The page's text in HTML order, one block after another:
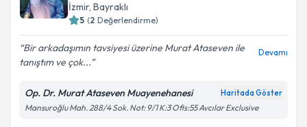
İzmir, Bayraklı
5 (2 Değerlendirme)
Bir arkadaşımın tavsiyesi üzerine Murat Ataseven ile
tanıştım ve çok...
Devamı
Op. Dr. Murat Ataseven Muayenehanesi Haritada Göster
Mansuroğlu Mah. 288/4 Sok. Not: 9/1 K:3 Ofis:55 Avcılar Exclusive